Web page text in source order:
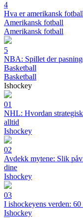
4
Hva er amerikansk
Amerikansk fotball
Amerikansk fotball
5
NBA: Spillet der
Basketball
Basketball
Ishockey
01
NHL: Hvordan
alltid
Ishockey
02
Avdekk mytene: Slik
dine
Ishockey
03
I ishockeyens verden:
Ishockey